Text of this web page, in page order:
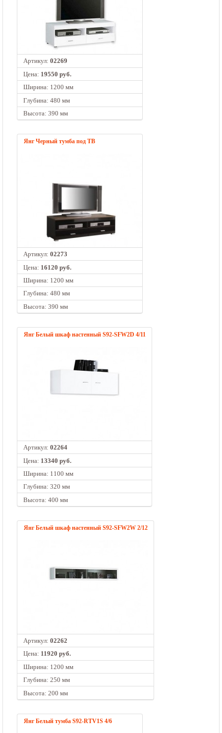
Артикул: 02269
Цена: 19550 руб.
Ширина: 1200 мм
Глубина: 480 мм
Высота: 390 мм
Янг Черный тумба под ТВ
Артикул: 02273
Цена: 16120 руб.
Ширина: 1200 мм
Глубина: 480 мм
Высота: 390 мм
Янг Белый шкаф настенный S92-SFW2D 4/11
Артикул: 02264
Цена: 13340 руб.
Ширина: 1100 мм
Глубина: 320 мм
Высота: 400 мм
Янг Белый шкаф настенный S92-SFW2W 2/12
Артикул: 02262
Цена: 11920 руб.
Ширина: 1200 мм
Глубина: 250 мм
Высота: 200 мм
Янг Белый тумба S92-RTV1S 4/6